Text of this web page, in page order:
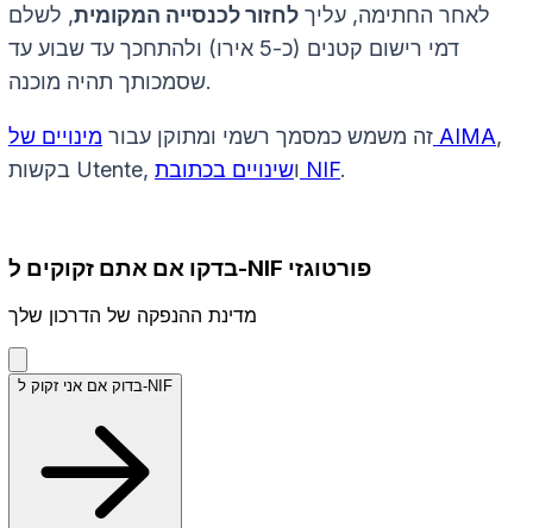
לאחר החתימה, עליך לחזור לכנסייה המקומית, לשלם
דמי רישום קטנים (כ-5 אירו) ולהתחכך עד שבוע עד
שסמכותך תהיה מוכנה.
זה משמש כמסמך רשמי ומתוקן עבור מינויים של AIMA,
בקשות Utente, ו שינויים בכתובת NIF.
בדקו אם אתם זקוקים ל-NIF פורטוגזי
מדינת ההנפקה של הדרכון שלך
בדוק אם אני זקוק ל-NIF